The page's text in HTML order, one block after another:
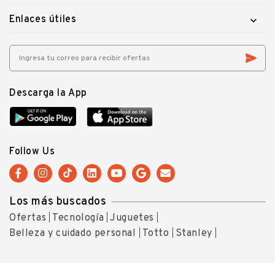
Enlaces útiles 
Descarga la App
Follow Us
Los más buscados
Ofertas Tecnología Juguetes
Belleza y cuidado personal
Totto Stanley